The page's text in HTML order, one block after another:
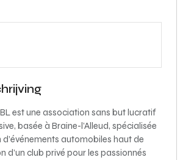
est une association sans but lucratif
basée à Braine-l’Alleud, spécialisée
d’événements automobiles haut de
d’un club privé pour les passionnés